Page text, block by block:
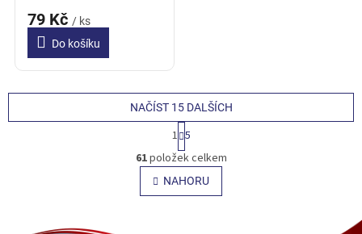
79 Kč / ks
Do košíku
O
v
l
á
NAČÍST 15 DALŠÍCH
S
t
r
á
n
k
1 5
61položek celkem
NAHORU